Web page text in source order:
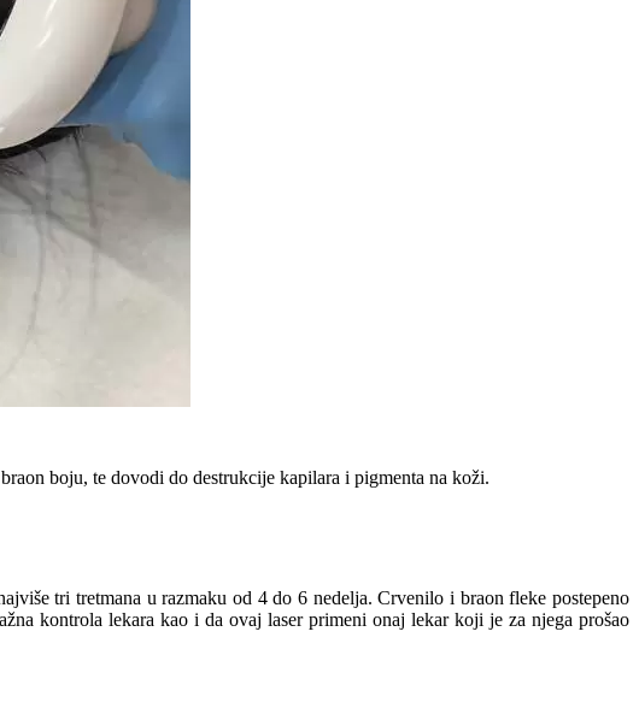
boju, te dovodi do destrukcije kapilara i pigmenta na koži.
tri tretmana u razmaku od 4 do 6 nedelja. Crvenilo i braon fleke postepeno
kontrola lekara kao i da ovaj laser primeni onaj lekar koji je za njega prošao